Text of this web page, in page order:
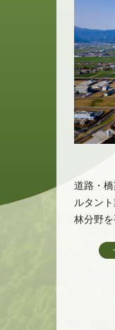
道路・
ルタン
林分野を